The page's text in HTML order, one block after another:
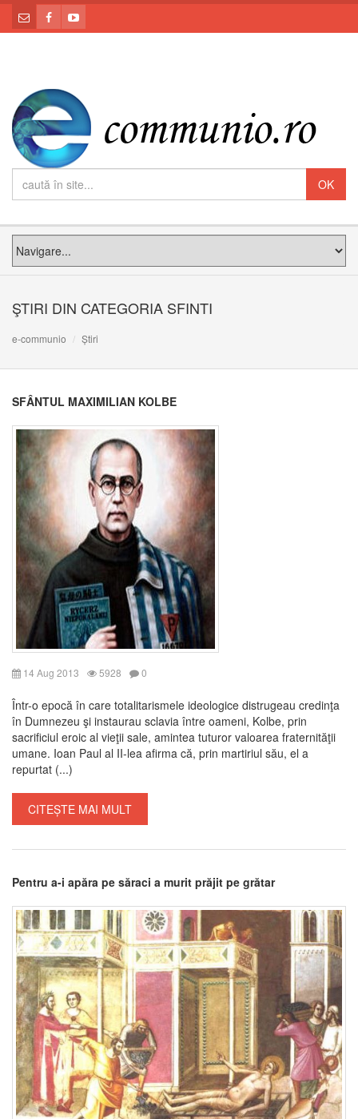
ŞTIRI DIN CATEGORIA SFINTI
e-communio Știri
SFÂNTUL MAXIMILIAN KOLBE
14 Aug 2013 5928 0
Într-o epocă în care totalitarismele ideologice distrugeau credinţa
în Dumnezeu şi instaurau sclavia între oameni, Kolbe, prin
sacrificiul eroic al vieţii sale, amintea tuturor valoarea fraternităţii
umane. Ioan Paul al II-lea afirma că, prin martiriul său, el a
repurtat (...)
CITEȘTE MAI MULT
Pentru a-i apăra pe săraci a murit prăjit pe grătar